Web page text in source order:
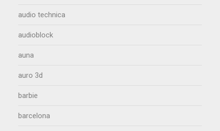
audio technica
audioblock
auna
auro 3d
barbie
barcelona